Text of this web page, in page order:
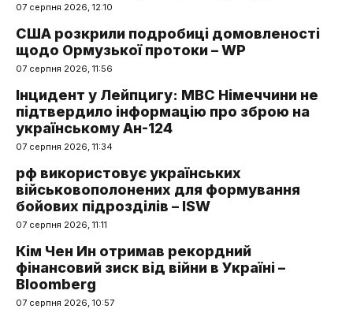
07 серпня 2026, 12:10
США розкрили подробиці домовленості
щодо Ормузької протоки – WP
07 серпня 2026, 11:56
Інцидент у Лейпцигу: МВС Німеччини не
підтвердило інформацію про зброю на
українському Ан-124
07 серпня 2026, 11:34
рф використовує українських
військовополонених для формування
бойових підрозділів – ISW
07 серпня 2026, 11:11
Кім Чен Ин отримав рекордний
фінансовий зиск від війни в Україні –
Bloomberg
07 серпня 2026, 10:57